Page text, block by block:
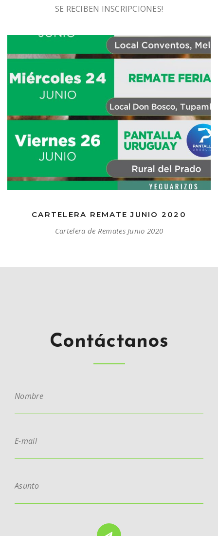
SE RECIBEN INSCRIPCIONES!
CARTELERA REMATE JUNIO 2020
Cartelera de Remates Junio 2020
Contáctanos